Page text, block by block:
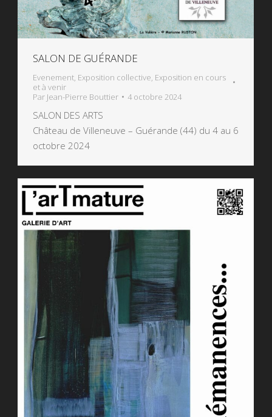
SALON DE GUÉRANDE
Evenement, Exposition collective, Exposition en cours
et à venir
Par Jean-Pierre Bouttier 4 octobre 2024
SALON DES ARTS
Château de Villeneuve – Guérande (44) du 4 au 6
octobre 2024